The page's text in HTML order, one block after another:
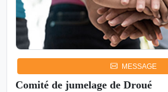
MESSAGE
Comité de jumelage de Droué